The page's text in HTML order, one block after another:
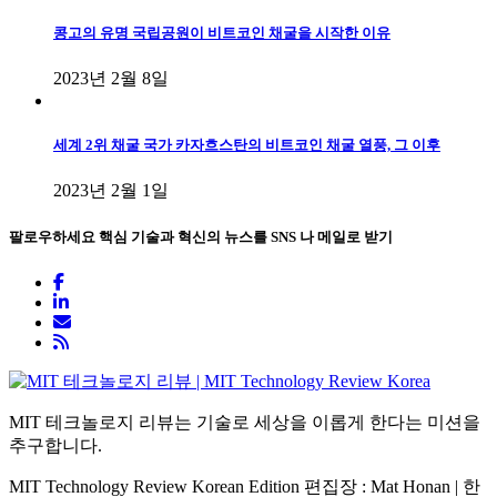
콩고의 유명 국립공원이 비트코인 채굴을 시작한 이유
2023년 2월 8일
세계 2위 채굴 국가 카자흐스탄의 비트코인 채굴 열풍, 그 이후
2023년 2월 1일
팔로우하세요 핵심 기술과 혁신의 뉴스를 SNS 나 메일로 받기
MIT 테크놀로지 리뷰는 기술로 세상을 이롭게 한다는 미션을
추구합니다.
MIT Technology Review Korean Edition 편집장 : Mat Honan | 한